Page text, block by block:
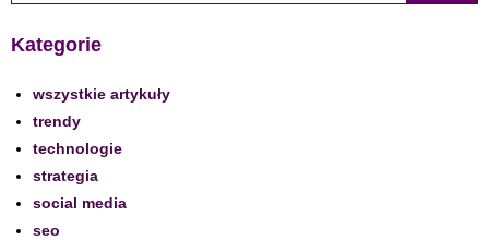
Kategorie
wszystkie artykuły
trendy
technologie
strategia
social media
seo